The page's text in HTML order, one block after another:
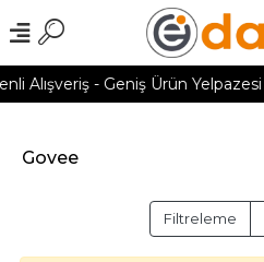
Alışveriş - Geniş Ürün Yelpazesi
Govee
Filtreleme